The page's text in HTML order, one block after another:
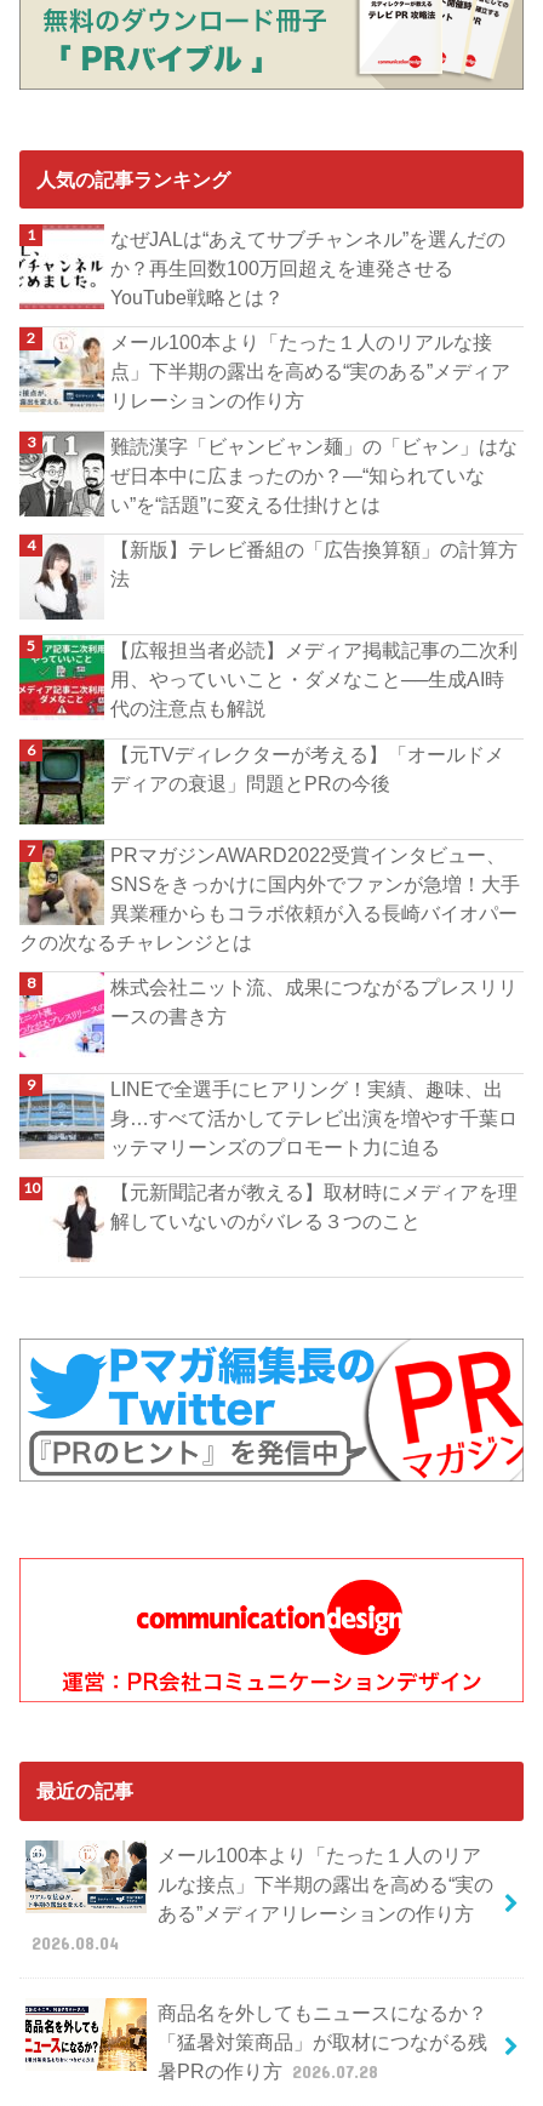
人気の記事ランキング
なぜJALは“あえてサブチャンネル”を選んだの
か？再生回数100万回超えを連発させる
YouTube戦略とは？
メール100本より「たった１人のリアルな接
点」下半期の露出を高める“実のある”メディア
リレーションの作り方
難読漢字「ビャンビャン麺」の「ビャン」はな
ぜ日本中に広まったのか？―“知られていな
い”を“話題”に変える仕掛けとは
【新版】テレビ番組の「広告換算額」の計算方
法
【広報担当者必読】メディア掲載記事の二次利
用、やっていいこと・ダメなこと──生成AI時
代の注意点も解説
【元TVディレクターが考える】「オールドメ
ディアの衰退」問題とPRの今後
PRマガジンAWARD2022受賞インタビュー、
SNSをきっかけに国内外でファンが急増！大手
異業種からもコラボ依頼が入る長崎バイオパー
クの次なるチャレンジとは
株式会社ニット流、成果につながるプレスリリ
ースの書き方
LINEで全選手にヒアリング！実績、趣味、出
身…すべて活かしてテレビ出演を増やす千葉ロ
ッテマリーンズのプロモート力に迫る
【元新聞記者が教える】取材時にメディアを理
解していないのがバレる３つのこと
最近の記事
メール100本より「たった１人のリア
ルな接点」下半期の露出を高める“実の
ある”メディアリレーションの作り方
2026.08.04
商品名を外してもニュースになるか？
「猛暑対策商品」が取材につながる残
暑PRの作り方 2026.07.28